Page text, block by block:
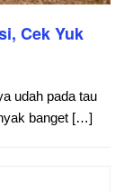
Cek Yuk
udah pada tau
banget […]